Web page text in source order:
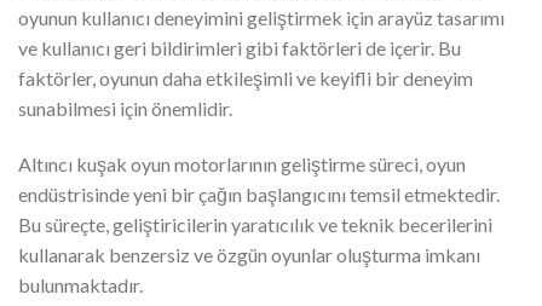
oyunun kullanıcı deneyimini geliştirmek için arayüz tasarımı
ve kullanıcı geri bildirimleri gibi faktörleri de içerir. Bu
faktörler, oyunun daha etkileşimli ve keyifli bir deneyim
sunabilmesi için önemlidir.
Altıncı kuşak oyun motorlarının geliştirme süreci, oyun
endüstrisinde yeni bir çağın başlangıcını temsil etmektedir.
Bu süreçte, geliştiricilerin yaratıcılık ve teknik becerilerini
kullanarak benzersiz ve özgün oyunlar oluşturma imkanı
bulunmaktadır.